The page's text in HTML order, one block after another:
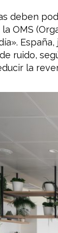
deben
la OMS
ruido,
la